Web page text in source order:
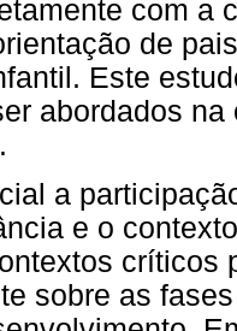
com a
de
Este
abordados
a
e o
críticos
sobre as